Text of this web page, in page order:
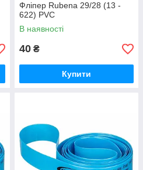
Фліпер Rubena 29/28 (13 -
622) PVC
В наявності
40 ₴
Купити